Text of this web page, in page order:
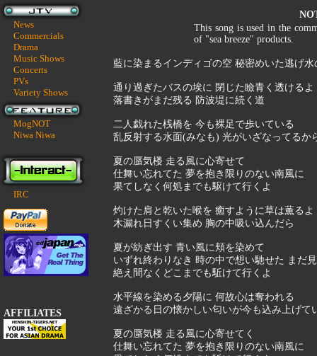
News
Commercials
Drama
Music Shows
Concerts
PVs
Variety Shows
MogNOT
Niwa Niwa
IRC
AFFILIATES
This song is used in the
of "sea breeze" products.
藍に染まるインディゴの空 秘密めいた逃げ水
通り過ぎたバスの埃に 閉じた瞼青く透けるよ
落書きがまだ残る 防波堤に続く道
二人戯れた桟橋を 今も裸足で歩いている
乱反射する水面(みなも) 光がいざなってるか
夏の蜃気楼 走る風に心寄せて
仕舞い忘れてた 夢を抱き限りのない南風に
果てしなく何処までも駆けて行くよ
灼けた肩と乾いた喉を 癒すように草は薫るよ
木漏れ日すくい集め 胸の中吸い込んだら
夏が紡ぎ出す 青い風に頬を染めて
いずれ終わりなき 時の中で想い馳せた まだ
絶え間なくどこまでも駈けて行くよ
水平線を染める夕陽に 何故心は奪われる
遠ざかる日の懐かしい匂いが今も込み上げて
夏の蜃気楼 走る風に心寄せてく
仕舞い忘れてた 夢を抱き限りのない南風に